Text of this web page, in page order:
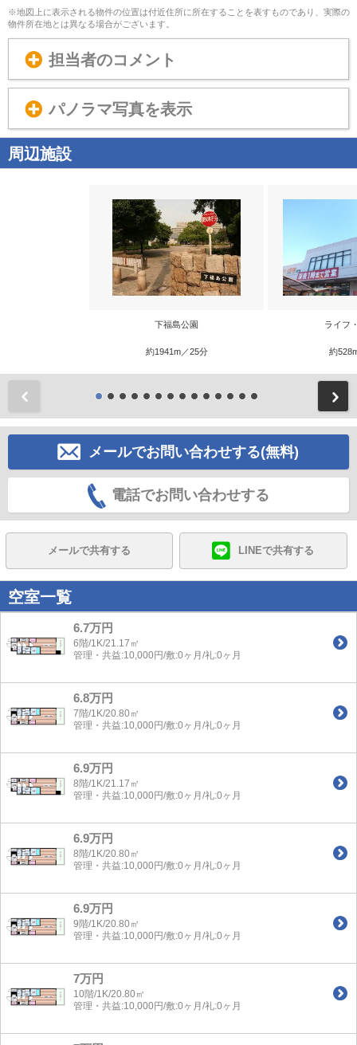
※地図上に表示される物件の位置は付近住所に所在することを表すものであり、実際の
物件所在地とは異なる場合がございます。
担当者のコメント
パノラマ写真を表示
周辺施設
下福島公園
約1941m／25分
ライフ
約
メールでお問い合わせする(無料)
電話でお問い合わせする
メールで共有する LINEで共有する
空室一覧
6.7万円
6階/1K/21.17㎡
管理・共益:10,000円/敷:0ヶ月/礼:0ヶ月
6.8万円
7階/1K/20.80㎡
管理・共益:10,000円/敷:0ヶ月/礼:0ヶ月
6.9万円
8階/1K/21.17㎡
管理・共益:10,000円/敷:0ヶ月/礼:0ヶ月
6.9万円
8階/1K/20.80㎡
管理・共益:10,000円/敷:0ヶ月/礼:0ヶ月
6.9万円
9階/1K/20.80㎡
管理・共益:10,000円/敷:0ヶ月/礼:0ヶ月
7万円
10階/1K/20.80㎡
管理・共益:10,000円/敷:0ヶ月/礼:0ヶ月